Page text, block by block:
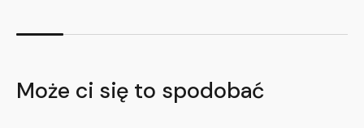
Może ci się to spodobać